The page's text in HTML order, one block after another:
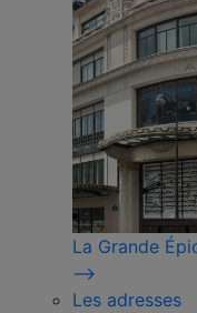
La Grande
⟶
Les adresses